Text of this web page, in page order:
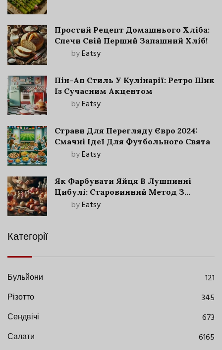
Простий Рецепт Домашнього Хліба:
Спечи Свій Перший Запашний Хліб!
byEatsy
Пін-Ап Стиль У Кулінарії: Ретро Шик
Із Сучасним Акцентом
byEatsy
Страви Для Перегляду Євро 2024:
Смачні Ідеї Для Футбольного Свята
byEatsy
Як Фарбувати Яйця В Лушпинні
Цибулі: Старовинний Метод З
Сучасними Нюансами
byEatsy
Категорії
Бульйони
121
Різотто
345
Сендвічі
673
Салати
6165